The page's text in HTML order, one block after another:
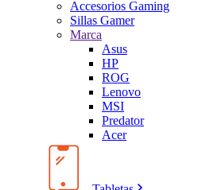
Accesorios Gaming
Sillas Gamer
Marca
Asus
HP
ROG
Lenovo
MSI
Predator
Acer